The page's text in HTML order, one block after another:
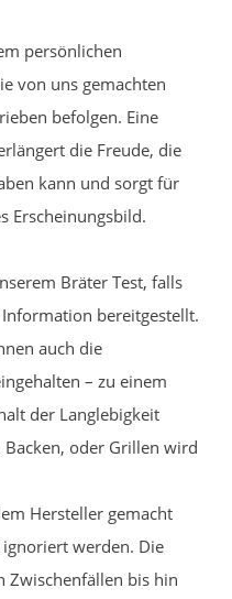
persönlichen
von uns gemachten
befolgen. Eine
die Freude, die
kann und sorgt für
Erscheinungsbild.
Bräter Test, falls
bereitgestellt.
auch die
– zu einem
der Langlebigkeit
oder Grillen wird
Hersteller gemacht
werden. Die
Zwischenfällen bis hin